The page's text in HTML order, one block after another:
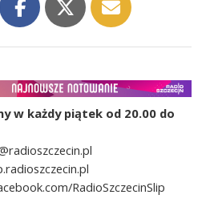
w każdy piątek od 20.00 do
RadioSzczecinSlip